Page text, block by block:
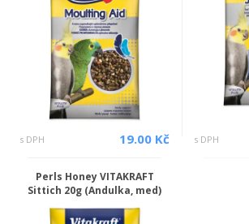
s DPH 19.00 Kč s DPH
Perls Honey VITAKRAFT
Sittich 20g (Andulka, med)